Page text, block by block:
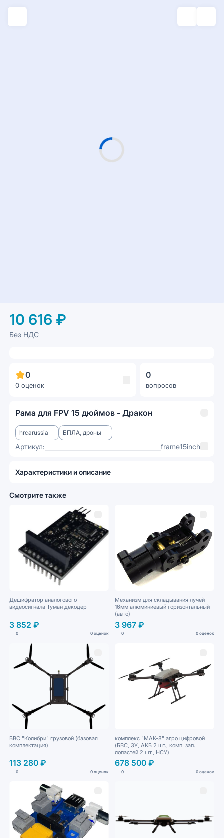
10 616 ₽
Без НДС
0
0 оценок
0
вопросов
Рама для FPV 15 дюймов - Дракон
hrcarussia БПЛА, дроны
Артикул: frame15inch
Характеристики и описание
Смотрите также
Дешифратор аналогового
видеосигнала Туман декодер
3 852 ₽
0 0 оценок
Механизм для складывания лучей
16мм алюминиевый горизонтальный
(авто)
3 967 ₽
0 0 оценок
БВС "Колибри" грузовой (базовая
комплектация)
113 280 ₽
0 0 оценок
комплекс "МАК-8" агро цифровой
(БВС, ЗУ, АКБ 2 шт., комп. зап.
лопастей 2 шт., НСУ)
678 500 ₽
0 0 оценок